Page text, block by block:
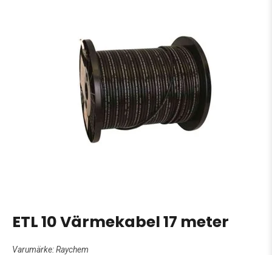
ETL 10 Värmekabel 17 meter
Varumärke:Raychem